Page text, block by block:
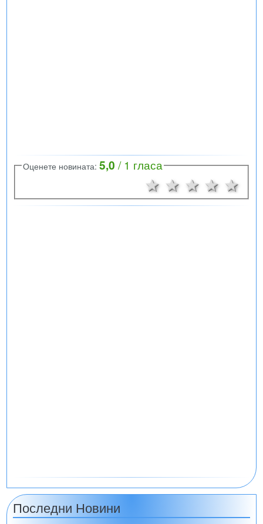
Оценете новината: 5,0 / 1 гласа
4
3
2 звезди
1 звезда
Последни Новини